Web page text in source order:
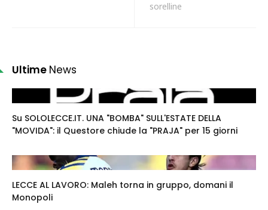
sorelline
Ultime News
Su SOLOLECCE.IT. UNA "BOMBA" SULL'ESTATE DELLA
"MOVIDA": il Questore chiude la "PRAJA" per 15 giorni
LECCE AL LAVORO: Maleh torna in gruppo, domani il
Monopoli